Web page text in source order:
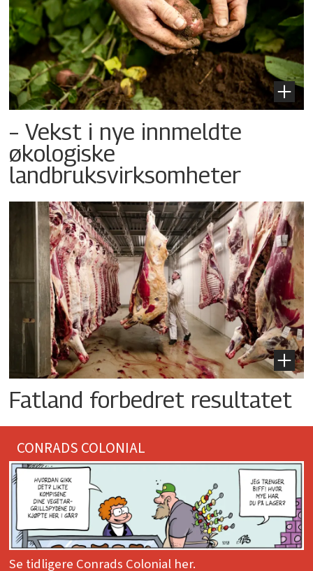
– Vekst i nye innmeldte
økologiske
landbruksvirksomheter
Fatland forbedret resultatet
CONRADS COLONIAL
Se tidligere Conrads Colonial her.